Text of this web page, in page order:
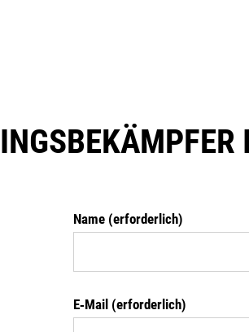
Name (erfor­der­lich)
E‑Mail (erfor­der­lich)